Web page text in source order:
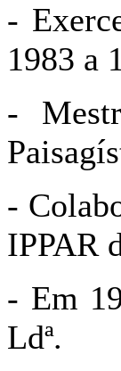
-
1983 a
-
-
IPPAR
- Em
Ldª.